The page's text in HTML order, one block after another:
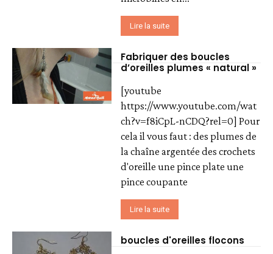
Lire la suite
Fabriquer des boucles
d’oreilles plumes « natural »
[youtube
https://www.youtube.com/wat
ch?v=f8iCpL-nCDQ?rel=0] Pour
cela il vous faut : des plumes de
la chaîne argentée des crochets
d'oreille une pince plate une
pince coupante
Lire la suite
boucles d'oreilles flocons